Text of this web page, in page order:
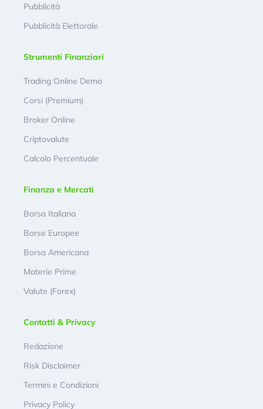
Pubblicità
Pubblicità Elettorale
Strumenti Finanziari
Trading Online Demo
Corsi (Premium)
Broker Online
Criptovalute
Calcolo Percentuale
Finanza e Mercati
Borsa Italiana
Borse Europee
Borsa Americana
Materie Prime
Valute (Forex)
Contatti & Privacy
Redazione
Risk Disclaimer
Termini e Condizioni
Privacy Policy